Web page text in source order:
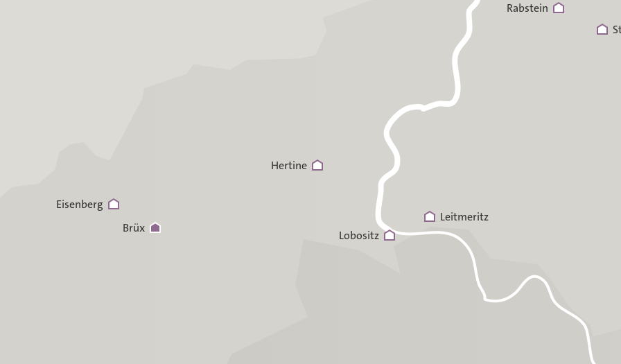
Rabstein
Lobositz
Leitmeritz
Hertine
Brüx
Eisenberg